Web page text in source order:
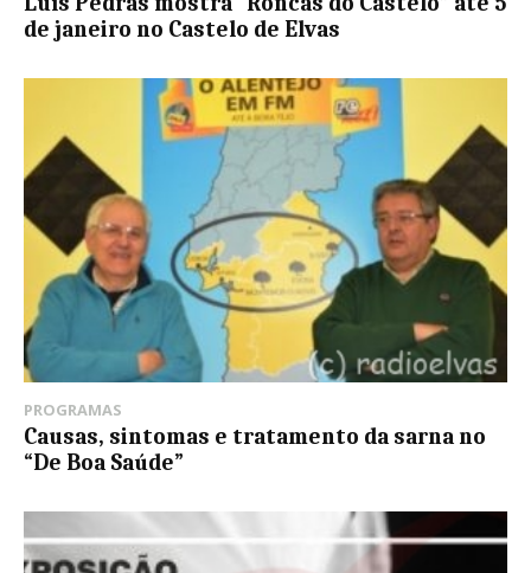
de janeiro no Castelo de Elvas
PROGRAMAS
Causas, sintomas e tratamento da sarna no
“De Boa Saúde”